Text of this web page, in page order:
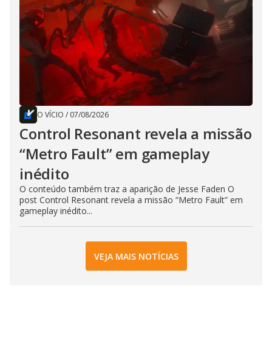
O VÍCIO / 07/08/2026
Control Resonant revela a missão
“Metro Fault” em gameplay
inédito
O conteúdo também traz a aparição de Jesse Faden O
post Control Resonant revela a missão “Metro Fault” em
gameplay inédito...
VEJA MAIS NOTÍCIAS